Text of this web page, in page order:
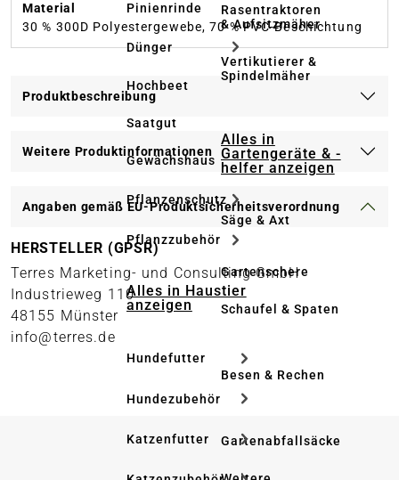
Pinienrinde
Dünger
Hochbeet
Saatgut
Gewächshaus
Pflanzenschutz
Pflanzzubehör
Alles in Haustier
anzeigen
Hundefutter
Hundezubehör
Katzenfutter
Rasentraktoren
& Aufsitzmäher
Vertikutierer &
Spindelmäher
Alles in
Gartengeräte & -
helfer anzeigen
Säge & Axt
Gartenschere
Schaufel & Spaten
Besen & Rechen
Gartenabfallsäcke
Material
30 % 300D Polyestergewebe, 70 % PVC-Beschichtung
Produktbeschreibung
Weitere Produktinformationen
Angaben gemäß EU-Produktsicherheitsverordnung
HERSTELLER (GPSR)
Terres Marketing- und Consulting GmbH
Industrieweg 110
48155 Münster
info@terres.de